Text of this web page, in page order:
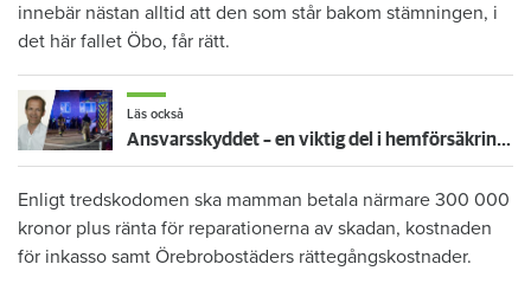
innebär nästan alltid att den som står bakom stämningen, i
det här fallet Öbo, får rätt.
Läs också
Ansvarsskyddet – en viktig del i hemförsäkringen
Enligt tredskodomen ska mamman betala närmare 300 000
kronor plus ränta för reparationerna av skadan, kostnaden
för inkasso samt Örebrobostäders rättegångskostnader.